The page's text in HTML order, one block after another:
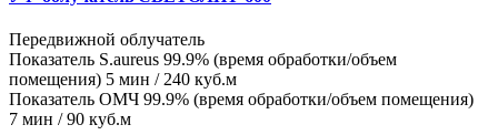
Передвижной облучатель
Показатель S.aureus 99.9% (время обработки/объем
помещения) 5 мин / 240 куб.м
Показатель ОМЧ 99.9% (время обработки/объем помещения)
7 мин / 90 куб.м